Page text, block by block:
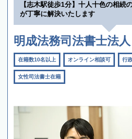
【志木駅徒歩1分】十人十色の相続
が丁寧に解決いたします
明成法務司法書士法
在籍数10名以上 オンライン相談可 行
女性司法書士在籍